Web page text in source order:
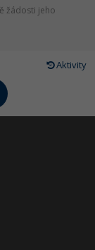
žádosti jeho
Aktivity